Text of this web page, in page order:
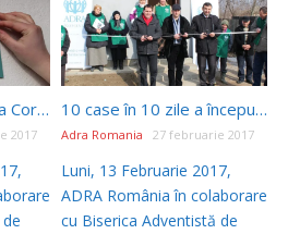
Darul primit de familia Core de 14 Februarie
2017
10 case în 10 zile a început! – a 251-a casă construită de ADRA România
Adra Romania 27 februarie 2017
Luni, 13 Februarie 2017,
ADRA România în colaborare
cu Biserica Adventistă de